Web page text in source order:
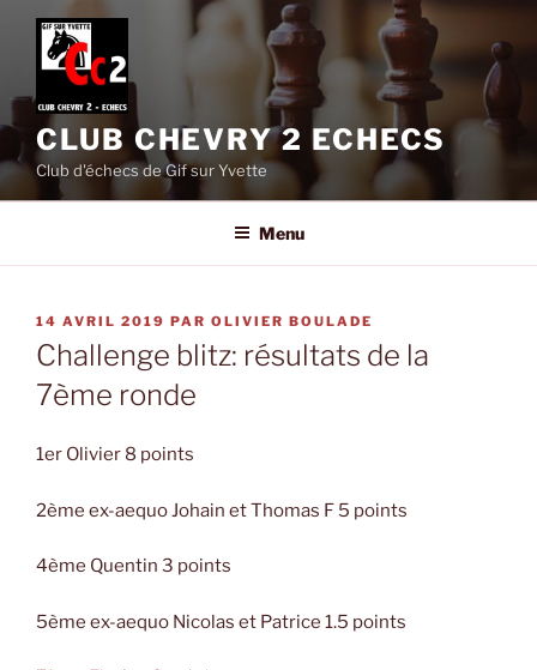
Aller
contenu
principal
CLUB CHEVRY 2 ECHECS
Club d'échecs de Gif sur Yvette
Menu
PUBLIÉ
LE
14 AVRIL 2019 PAR OLIVIER BOULADE
Challenge blitz: résultats de la
7ème ronde
1er Olivier 8 points
2ème ex-aequo Johain et Thomas F 5 points
4ème Quentin 3 points
5ème ex-aequo Nicolas et Patrice 1.5 points